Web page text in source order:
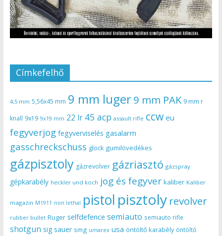
Címkefelhő
4,5 mm 5,56x45 mm 9 mm luger9 mm PAK 9 mm r
knall 9x19 9x19 mm 22 lr 45 acp assault rifle ccw eu
fegyverjog fegyverviselés gasalarm
gasschreckschuss glock gumilövedékes
gázpisztoly gázrevolver gázriasztó gázspray
gépkarabély heckler und koch jog és fegyver kaliber Kaliber
magazin M1911 non lethal pistol pisztoly revolver
rubber bullet Ruger selfdefence semiauto semiauto rifle
shotgun sig sauer smg umarex usa öntöltő karabély öntöltő